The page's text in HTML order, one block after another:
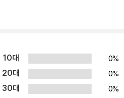
워싱턴, 텍사스 등 미국 전역에서 11
방문하여 아이들의 언어발달 검사
창하게 영어를 말할 수 있게 돕는다.
3세, 5세 두 아이를 키우는 현실
를 발전시키고 있다. 앞으로도 세상
10대
0%
20대
0%
30대
0%